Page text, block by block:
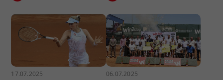
17.07.2025 06.07.2025